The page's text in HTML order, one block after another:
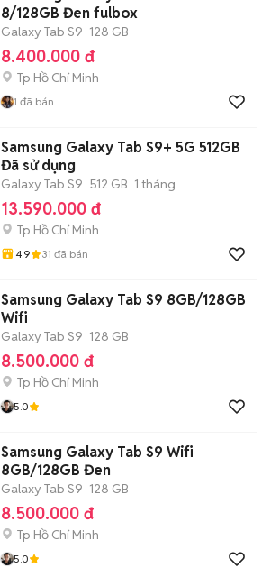
8/128GB Đen fulbox
Galaxy Tab S9 128 GB
8.400.000 đ
Tp Hồ Chí Minh
1 đã bán
Samsung Galaxy Tab S9+ 5G 512GB
Đã sử dụng
Galaxy Tab S9 512 GB 1 tháng
13.590.000 đ
Tp Hồ Chí Minh
4.9 31 đã bán
Samsung Galaxy Tab S9 8GB/128GB
Wifi
Galaxy Tab S9 128 GB
8.500.000 đ
Tp Hồ Chí Minh
5.0
Samsung Galaxy Tab S9 Wifi
8GB/128GB Đen
Galaxy Tab S9 128 GB
8.500.000 đ
Tp Hồ Chí Minh
5.0